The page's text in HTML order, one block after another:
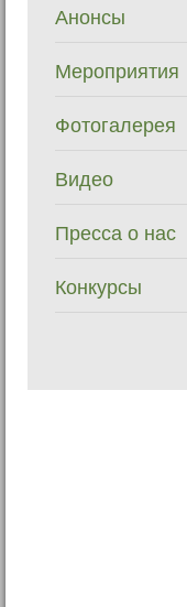
Анонсы
Мероприятия
Фотогалерея
Видео
Пресса о нас
Конкурсы